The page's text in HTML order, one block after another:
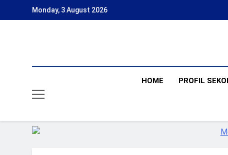
Monday, 3 August 2026
HOME PROFIL